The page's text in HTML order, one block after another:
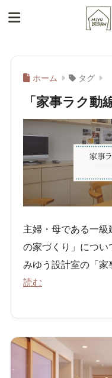
ホーム タグ
「家事ラク動
主婦・母である一
の家づくり」につい
みゆう設計室の「
読む